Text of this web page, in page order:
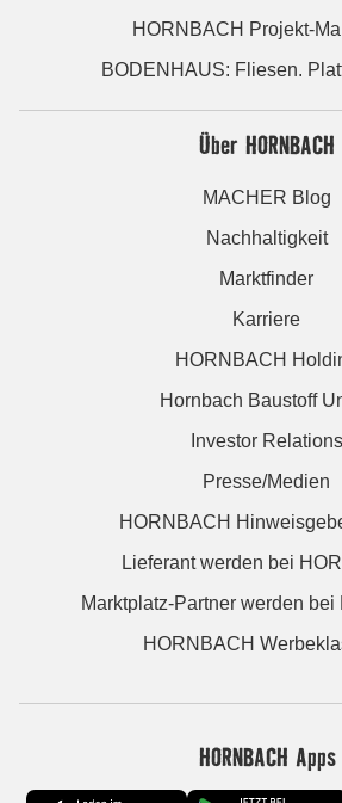
HORNBACH Projekt-
BODENHAUS: Fliesen.
Über HORNBACH
MACHER Blog
Nachhaltigkeit
Marktfinder
Karriere
HORNBACH
Hornbach Baustoff
Investor Relations
Presse/Medien
HORNBACH
Lieferant werden bei
Marktplatz-Partner werden bei
HORNBACH
HORNBACH Apps